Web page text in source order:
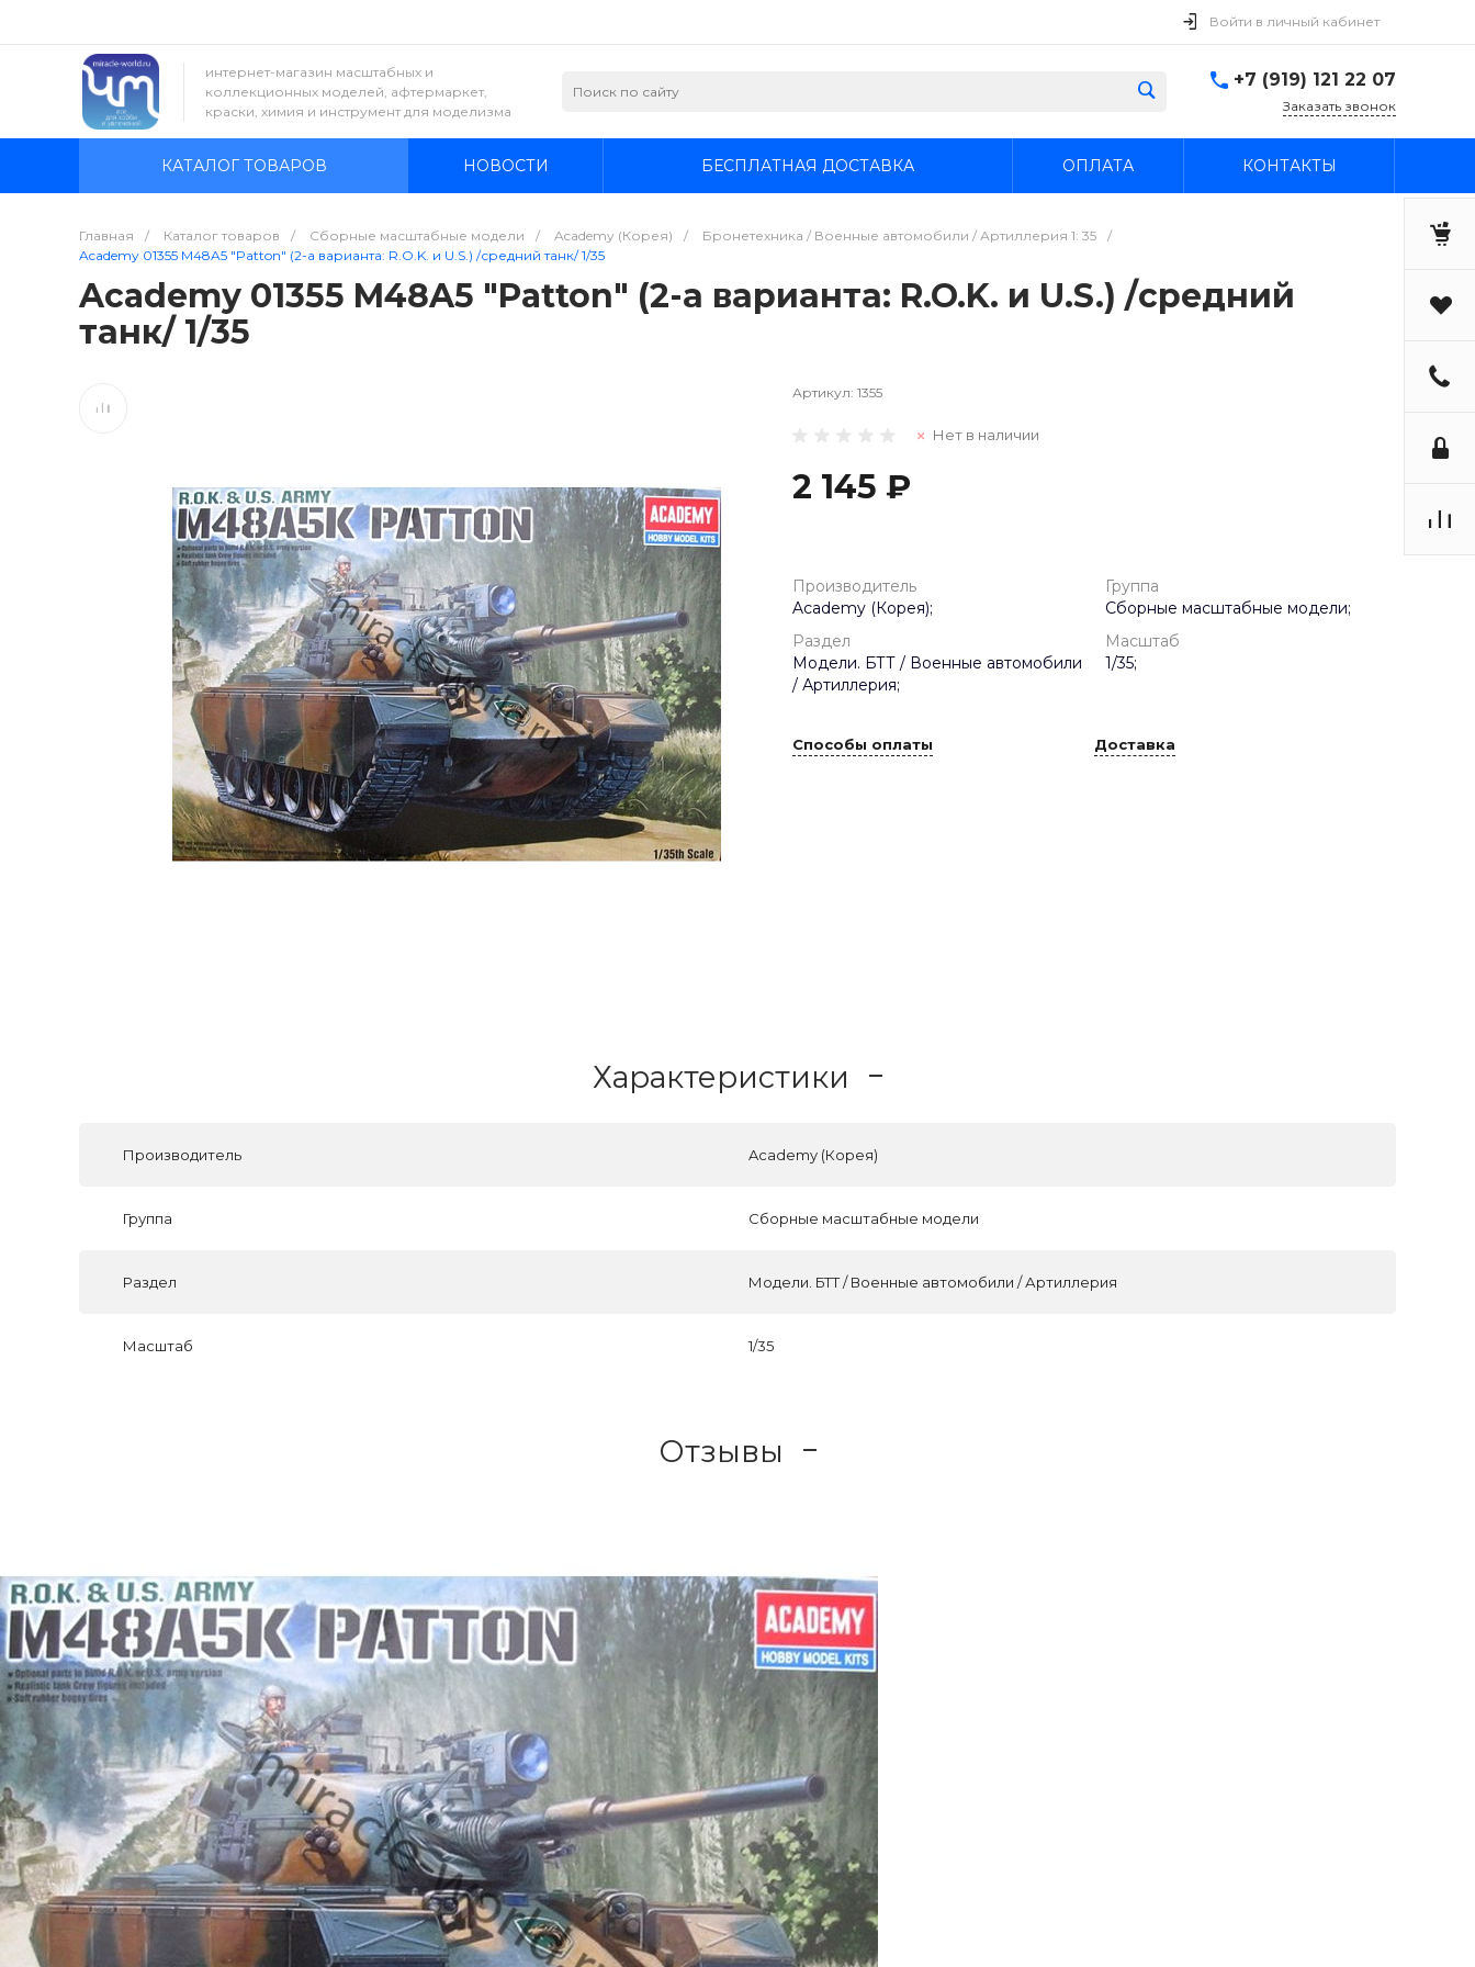
Войти в личный кабинет
интернет-магазин масштабных и
коллекционных моделей, афтермаркет,
краски, химия и инструмент для моделизма
+7 (919) 121 22 07
Заказать звонок
КАТАЛОГ ТОВАРОВ НОВОСТИ БЕСПЛАТНАЯ ДОСТАВКА ОПЛАТА КОНТАКТЫ
Главная / Каталог товаров / Сборные масштабные модели / Academy (Корея) / Бронетехника / Военные автомобили / Артиллерия 1: 35
/
Academy 01355 M48A5 "Patton" (2-а варианта: R.O.K. и U.S.) /средний танк/ 1/35
Academy 01355 M48A5 "Patton" (2-а варианта: R.O.K. и U.S.) /средний
танк/ 1/35
Артикул: 1355
Нет в наличии
2 145 ₽
Производитель
Academy (Корея);
Группа
Сборные масштабные модели;
Раздел
Модели. БТТ / Военные автомобили
/ Артиллерия;
Масштаб
1/35;
Способы оплаты Доставка
Характеристики
Производитель Academy (Корея)
Группа Сборные масштабные модели
Раздел Модели. БТТ / Военные автомобили / Артиллерия
Масштаб 1/35
Отзывы